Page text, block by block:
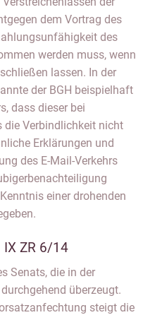
dem Vortrag des
des
werden muss, wenn
lassen. In der
der BGH beispielhaft
dass dieser bei
die Verbindlichkeit nicht
Erklärungen und
des E-Mail-Verkehrs
einer drohenden
IX ZR 6/14
Senats, die in der
überzeugt.
steigt die